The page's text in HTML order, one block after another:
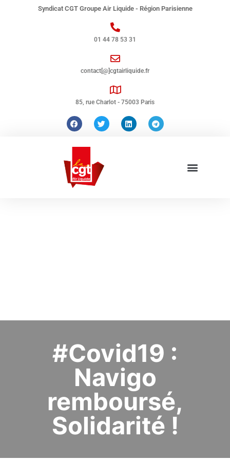
Syndicat CGT Groupe Air Liquide - Région Parisienne
01 44 78 53 31
contact[@]cgtairliquide.fr
85, rue Charlot - 75003 Paris
#Covid19 :
Navigo
remboursé,
Solidarité !